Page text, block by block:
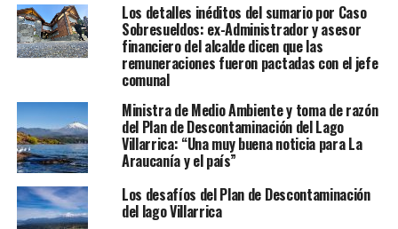
Los detalles inéditos del sumario por Caso
Sobresueldos: ex-Administrador y asesor
financiero del alcalde dicen que las
remuneraciones fueron pactadas con el jefe
comunal
Ministra de Medio Ambiente y toma de razón
del Plan de Descontaminación del Lago
Villarrica: “Una muy buena noticia para La
Araucanía y el país”
Los desafíos del Plan de Descontaminación
del lago Villarrica